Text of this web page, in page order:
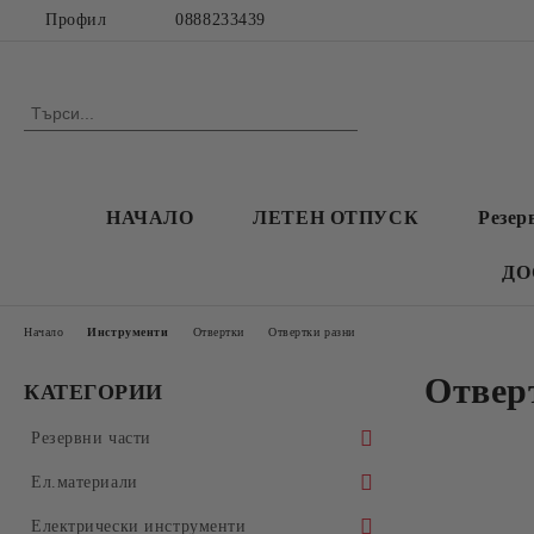
Профил 0888233439
НАЧАЛО ЛЕТЕН ОТПУСК
КАТЕГОРИИ
Резервни части
Автоматични перални
Амортисьори
Абсорбатори
Ел.материали
Батерии
Електрически инструменти
Начало Инструменти Отвертки Отвертки разни